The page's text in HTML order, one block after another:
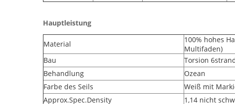
Hauptleistung
Material
100% hohes
Multifaden)
Bau
Torsion
Behandlung
Ozean
Farbe des Seils
Weiß mit
Approx.Spec.Density
1,14 nicht